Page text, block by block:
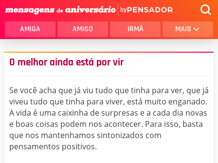
by
AMIGA AMIGO IRMÃ MAIS
O melhor ainda está por vir
Se você acha que já viu tudo que tinha para ver, que já
viveu tudo que tinha para viver, está muito enganado.
A vida é uma caixinha de surpresas e a cada dia novas
e boas coisas podem nos acontecer. Para isso, basta
que nos mantenhamos sintonizados com
pensamentos positivos.